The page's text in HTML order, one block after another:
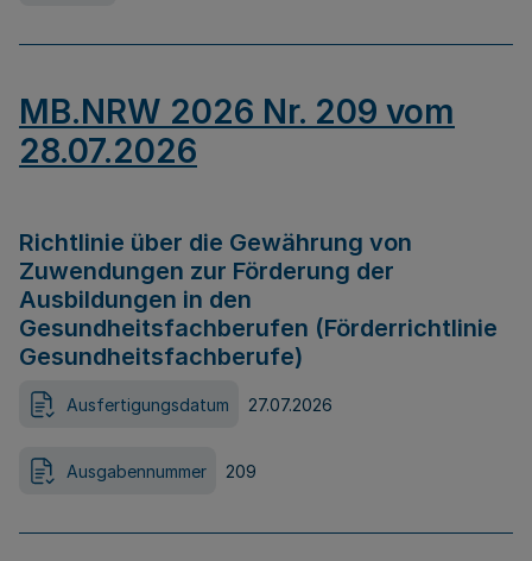
MB.NRW 2026 Nr. 209 vom
28.07.2026
Richtlinie über die Gewährung von
Zuwendungen zur Förderung der
Ausbildungen in den
Gesundheitsfachberufen (Förderrichtlinie
Gesundheitsfachberufe)
Ausfertigungsdatum 27.07.2026
Ausgabennummer 209